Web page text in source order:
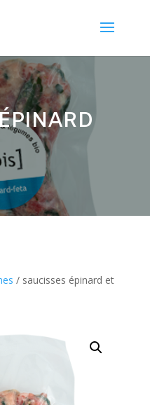
/ saucisses épinard et